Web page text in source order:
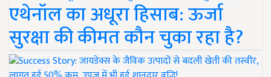
एथेनॉल का अधूरा हिसाब: ऊर्जा
सुरक्षा की कीमत कौन चुका रहा है?